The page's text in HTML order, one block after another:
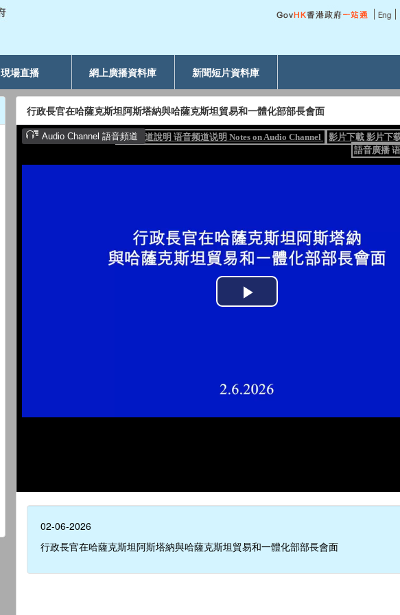
現場直播 網上廣播資料庫 新聞短片資料庫
行政長官在哈薩克斯坦阿斯塔納與哈薩克斯坦貿易和一體化部部長會面
02-06-2026
行政長官在哈薩克斯坦阿斯塔納與哈薩克斯坦貿易和一體化部部長會面